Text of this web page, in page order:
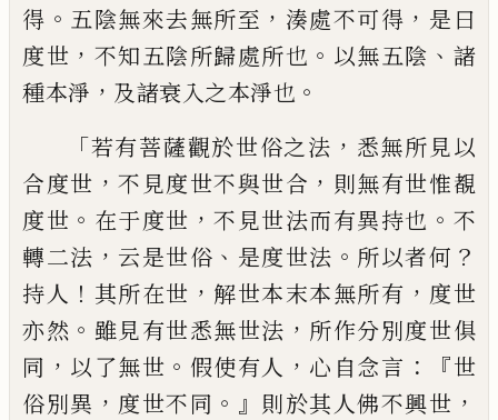
得 。 五陰無來去無所至 ， 湊處不可得 ， 是 曰
度世 ， 不知五陰所歸處所也 。 以無五陰 、 諸
種本淨 ， 及諸衰入之本淨也 。
「若有菩薩觀於世俗之法 ， 悉無所見以
合度世 ，不見度世不與世合 ， 則無有世惟覩
度世 。 在于度世 ，不見世法而有異持也 。 不
轉二法 ， 云是世俗 、 是度世法 。 所以者何 ？
持人 ！ 其所在世 ， 解世本末本無所有 ， 度世
亦然 。 雖見有世悉無世法 ， 所作分別度世俱
同 ， 以了無世 。 假使有人 ， 心 自念言 ：『世
俗別異 ， 度世不同 。』 則於其人佛不興世 ，